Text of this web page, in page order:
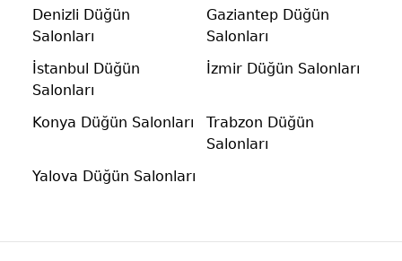
Denizli Düğün
Salonları
Gaziantep Düğün
Salonları
İstanbul Düğün
Salonları
İzmir Düğün Salonları
Konya Düğün Salonları
Trabzon Düğün
Salonları
Yalova Düğün Salonları